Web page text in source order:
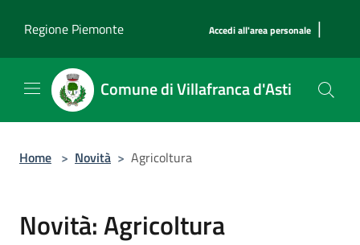
Regione Piemonte
Accedi all'area personale |
Comune di Villafranca d'Asti
Home > Novità > Agricoltura
Novità: Agricoltura